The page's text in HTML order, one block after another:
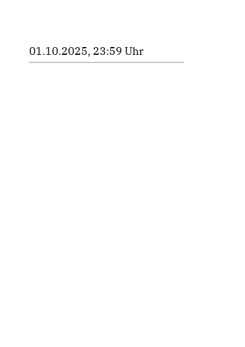
01.10.2025, 23:59 Uhr